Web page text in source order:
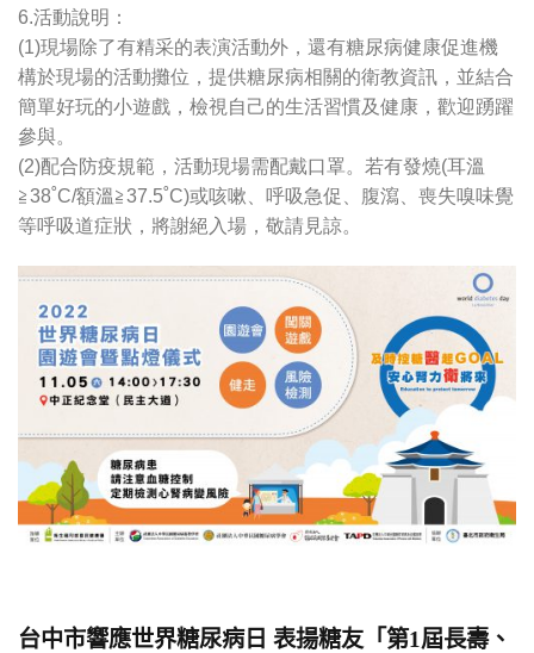
6.活動說明：
(1)現場除了有精采的表演活動外，還有糖尿病健康促進機
構於現場的活動攤位，提供糖尿病相關的衛教資訊，並結合
簡單好玩的小遊戲，檢視自己的生活習慣及健康，歡迎踴躍
參與。
(2)配合防疫規範，活動現場需配戴口罩。若有發燒(耳溫
≧38˚C/額溫≧37.5˚C)或咳嗽、呼吸急促、腹瀉、喪失嗅味覺
等呼吸道症狀，將謝絕入場，敬請見諒。
台中市響應世界糖尿病日 表揚糖友「第1屆長壽、